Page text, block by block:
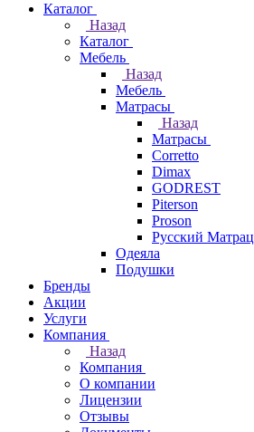
Каталог
Назад
Каталог
Мебель
Назад
Мебель
Матрасы
Назад
Матрасы
Corretto
Dimax
GODREST
Piterson
Proson
Русский Матрац
Одеяла
Подушки
Бренды
Акции
Услуги
Компания
Назад
Компания
О компании
Лицензии
Отзывы